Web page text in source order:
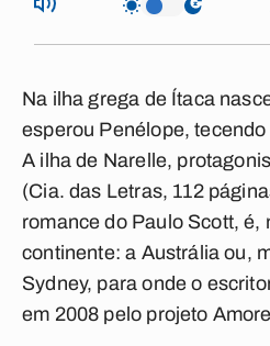
Na ilha grega de Ítaca
esperou Penélope,
A ilha de Narelle,
(Cia. das Letras, 112
romance do Paulo Scott, é,
continente: a Austrália ou,
Sydney, para onde o
em 2008 pelo projeto